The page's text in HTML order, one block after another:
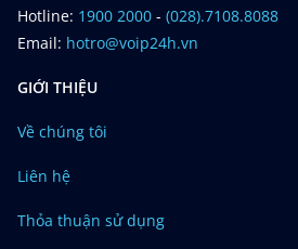
Hotline: 1900 2000 - (028).7108.8088
Email: hotro@voip24h.vn
GIỚI THIỆU
Về chúng tôi
Liên hệ
Thỏa thuận sử dụng